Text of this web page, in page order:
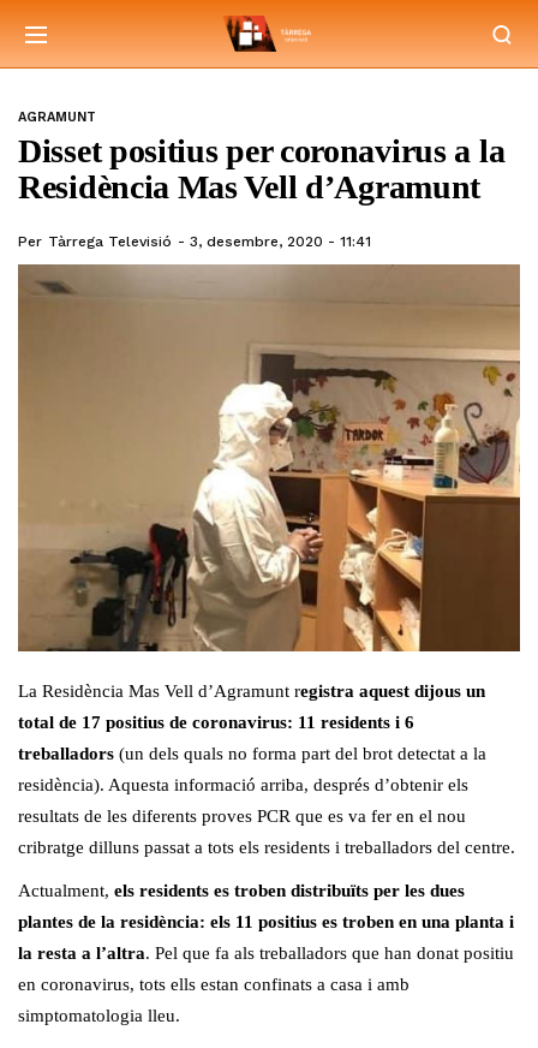
AGRAMUNT
Disset positius per coronavirus a la
Residència Mas Vell d’Agramunt
Per Tàrrega Televisió 3, desembre, 2020 - 11:41
La Residència Mas Vell d’Agramunt registra aquest dijous un
total de 17 positius de coronavirus: 11 residents i 6
treballadors (un dels quals no forma part del brot detectat a la
residència). Aquesta informació arriba, després d’obtenir els
resultats de les diferents proves PCR que es va fer en el nou
cribratge dilluns passat a tots els residents i treballadors del centre.
Actualment, els residents es troben distribuïts per les dues
plantes de la residència: els 11 positius es troben en una planta i
la resta a l’altra. Pel que fa als treballadors que han donat positiu
en coronavirus, tots ells estan confinats a casa i amb
simptomatologia lleu.